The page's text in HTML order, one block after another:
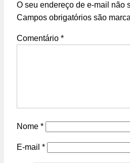
O seu endereço de e-mail não
Campos obrigatórios são
Comentário *
Nome *
E-mail *